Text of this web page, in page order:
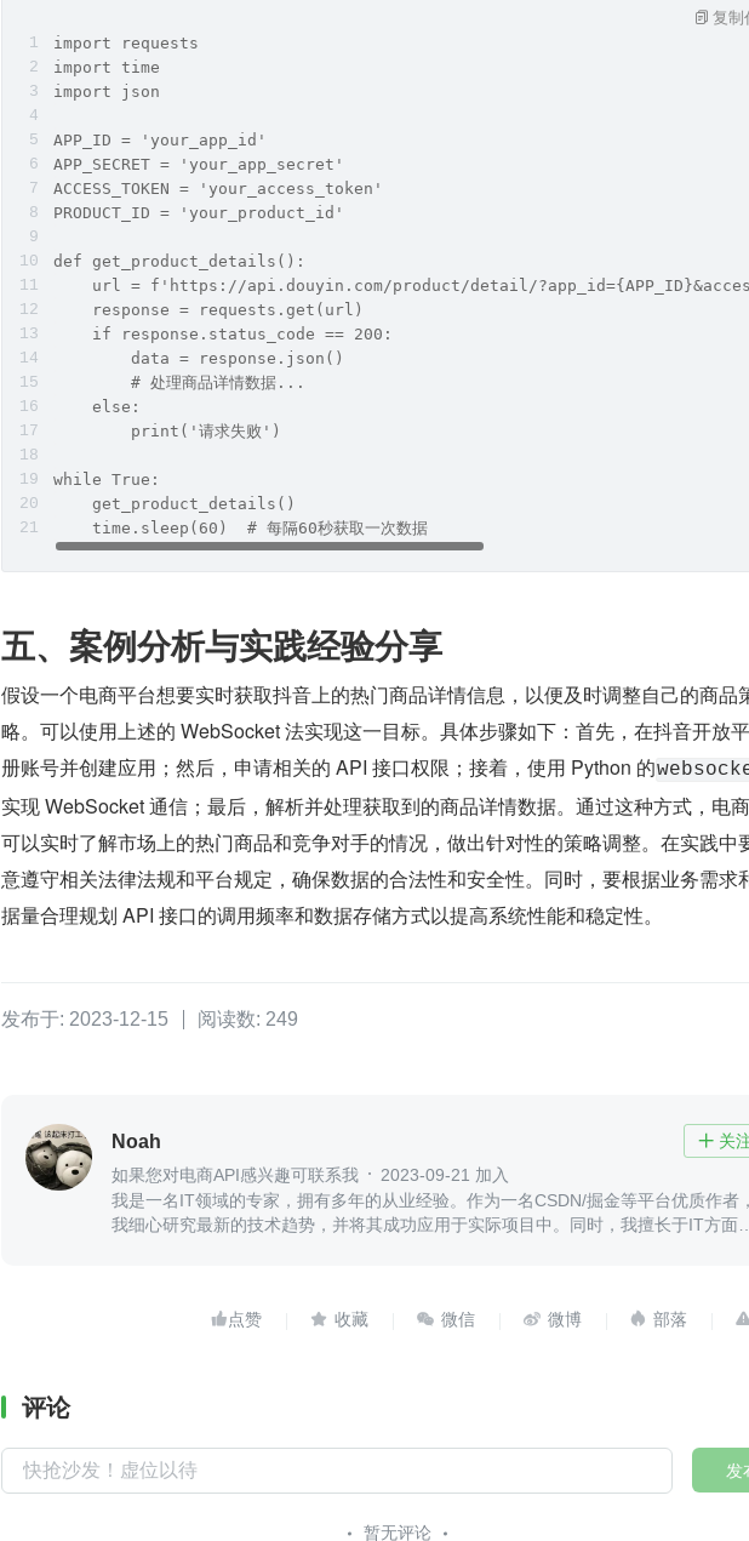
import requests
import time
import json
APP_ID = 'your_app_id'
APP_SECRET = 'your_app_secret'
ACCESS_TOKEN = 'your_access_token'
PRODUCT_ID = 'your_product_id'
def get_product_details():
url = f'https://api.douyin.com/product/detail/
    response = requests.get(url)
    if response.status_code == 200:
        data = response.json()
        # 处理商品详情数据...
    else:
        print('请求失败')
while True:
    get_product_details()
    time.sleep(60)  # 每隔60秒获取一次数据
复制
五、案例分析与实践经验分享
假设一个电商平台想要实时获取抖音上的热门商品详情信息，以便及时调整自己的商品
略。可以使用上述的 WebSocket 法实现这一目标。具体步骤如下：首先，在抖音开放
册账号并创建应用；然后，申请相关的 API 接口权限；接着，使用 Python 的​
实现 WebSocket 通信；最后，解析并处理获取到的商品详情数据。通过这种方式，电
可以实时了解市场上的热门商品和竞争对手的情况，做出针对性的策略调整。在实践中
意遵守相关法律法规和平台规定，确保数据的合法性和安全性。同时，要根据业务需求
据量合理规划 API 接口的调用频率和数据存储方式以提高系统性能和稳定性。
发布于: 2023-12-15 阅读数: 249
Noah  关
如果您对电商API感兴趣可联系我
2023-09-21 加入
我是一名IT领域的专家，拥有多年的从业经验。作为一名CSDN/掘金等平台优质作者，
我细心研究最新的技术趋势，并将其成功应用于实际项目中。同时，我擅长于IT方面的
    
评论
发
暂无评论